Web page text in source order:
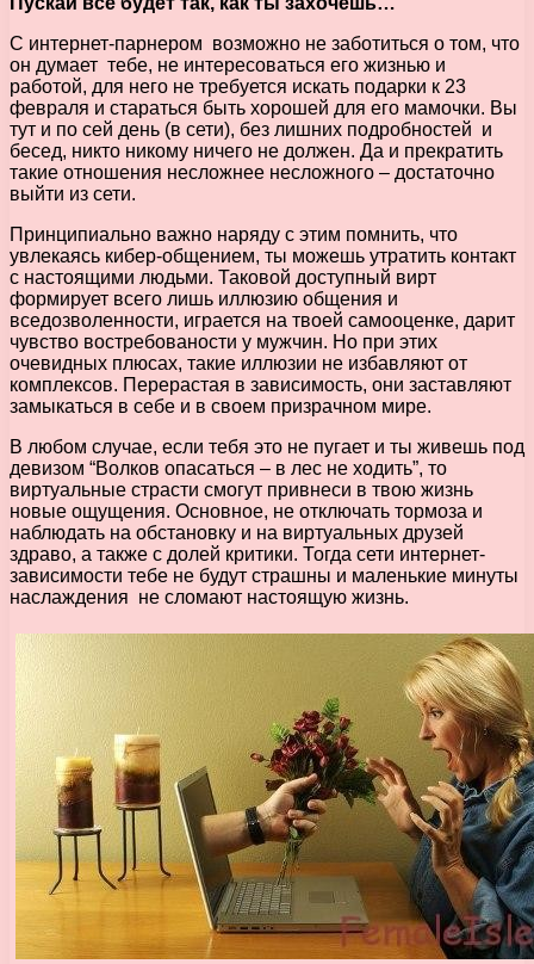
С интернет-парнером возможно не заботиться о том, что
он думает тебе, не интересоваться его жизнью и
работой, для него не требуется искать подарки к 23
февраля и стараться быть хорошей для его мамочки. Вы
тут и по сей день (в сети), без лишних подробностей и
бесед, никто никому ничего не должен. Да и прекратить
такие отношения несложнее несложного – достаточно
выйти из сети.
Принципиально важно наряду с этим помнить, что
увлекаясь кибер-общением, ты можешь утратить контакт
с настоящими людьми. Таковой доступный вирт
формирует всего лишь иллюзию общения и
вседозволенности, играется на твоей самооценке, дарит
чувство востребованости у мужчин. Но при этих
очевидных плюсах, такие иллюзии не избавляют от
комплексов. Перерастая в зависимость, они заставляют
замыкаться в себе и в своем призрачном мире.
В любом случае, если тебя это не пугает и ты живешь под
девизом “Волков опасаться – в лес не ходить”, то
виртуальные страсти смогут привнеси в твою жизнь
новые ощущения. Основное, не отключать тормоза и
наблюдать на обстановку и на виртуальных друзей
здраво, а также с долей критики. Тогда сети интернет-
зависимости тебе не будут страшны и маленькие минуты
наслаждения не сломают настоящую жизнь.